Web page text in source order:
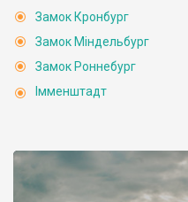
Замок Кронбург
Замок Міндельбург
Замок Роннебург
Імменштадт